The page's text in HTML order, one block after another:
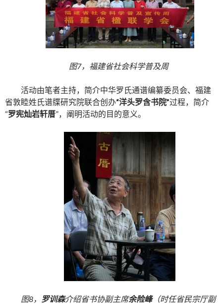
图7，福建省社会科学普及周
活动由笔者主持，简介中华罗氏通谱编纂委员会、福建
省敦睦姓氏谱牒研究院联合创办“洋头罗含书院”过程，简介
“罗宪灿岩轩厝”，阐明活动的目的意义。
图8， 罗训森介绍省书协副主席余险峰（时任省民宗厅副